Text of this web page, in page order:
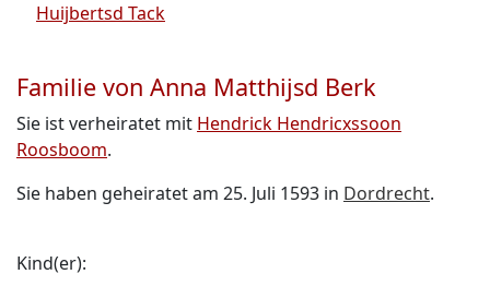
Huijbertsd Tack
Familie von Anna Matthijsd Berk
Sie ist verheiratet mit Hendrick Hendricxssoon
Roosboom.
Sie haben geheiratet am 25. Juli 1593 in Dordrecht.
Kind(er):